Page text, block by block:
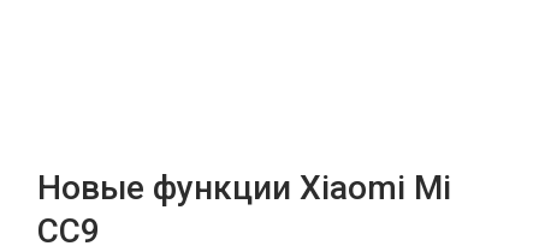
Новые функции Xiaomi Mi
CC9